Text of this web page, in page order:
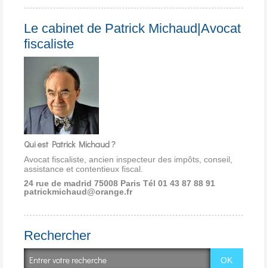
Le cabinet de Patrick Michaud|Avocat
fiscaliste
Qui est Patrick Michaud ?
Avocat fiscaliste, ancien inspecteur des impôts, conseil,
assistance et contentieux fiscal.
24 rue de madrid 75008 Paris Tél 01 43 87 88 91
patrickmichaud@orange.fr
Rechercher